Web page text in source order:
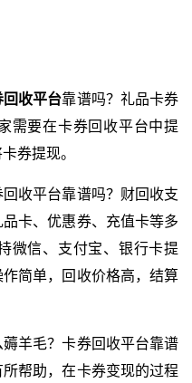
回收平台靠谱吗？礼品卡券
需要在卡券回收平台中提
券提现。
收平台靠谱吗？财回收支
卡、优惠券、充值卡等多
微信、支付宝、银行卡提
简单，回收价格高，结算
羊毛？卡券回收平台靠谱
帮助，在卡券变现的过程